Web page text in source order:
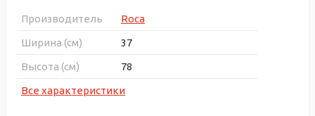
Производитель
Roca
Ширина (см)
37
Высота (см)
78
Все характеристики